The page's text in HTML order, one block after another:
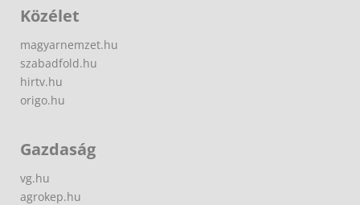
Közélet
magyarnemzet.hu
szabadfold.hu
hirtv.hu
origo.hu
Gazdaság
vg.hu
agrokep.hu